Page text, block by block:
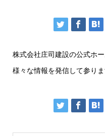
株式会社庄司建設の公式ホ
様々な情報を発信して参りま